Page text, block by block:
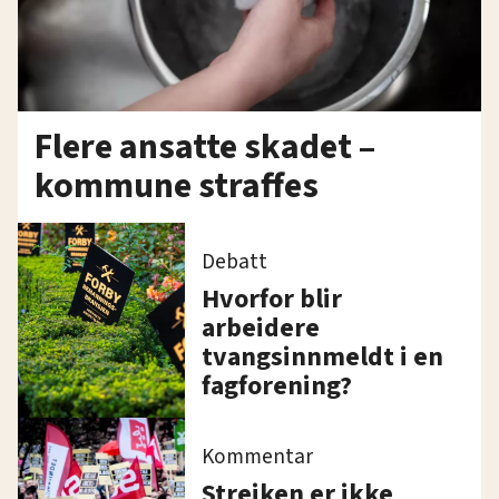
Flere ansatte skadet –
kommune straffes
Debatt
Hvorfor blir
arbeidere
tvangsinnmeldt i en
fagforening?
Kommentar